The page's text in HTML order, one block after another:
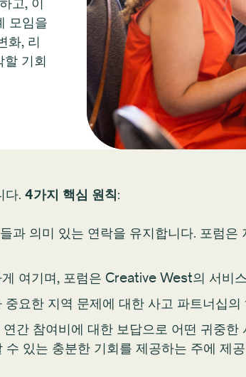
모임을
화, 리
할 기회
다. 4가지 핵심 원칙:
의미 있는 연락을 유지합니다. 포럼은
여기며, 포럼은 Creative West의 서비
요한 지역 문제에 대한 사고 파트너십
간 참여비에 대한 보답으로 어떤 귀중한
있는 충분한 기회를 제공하는 주에 제